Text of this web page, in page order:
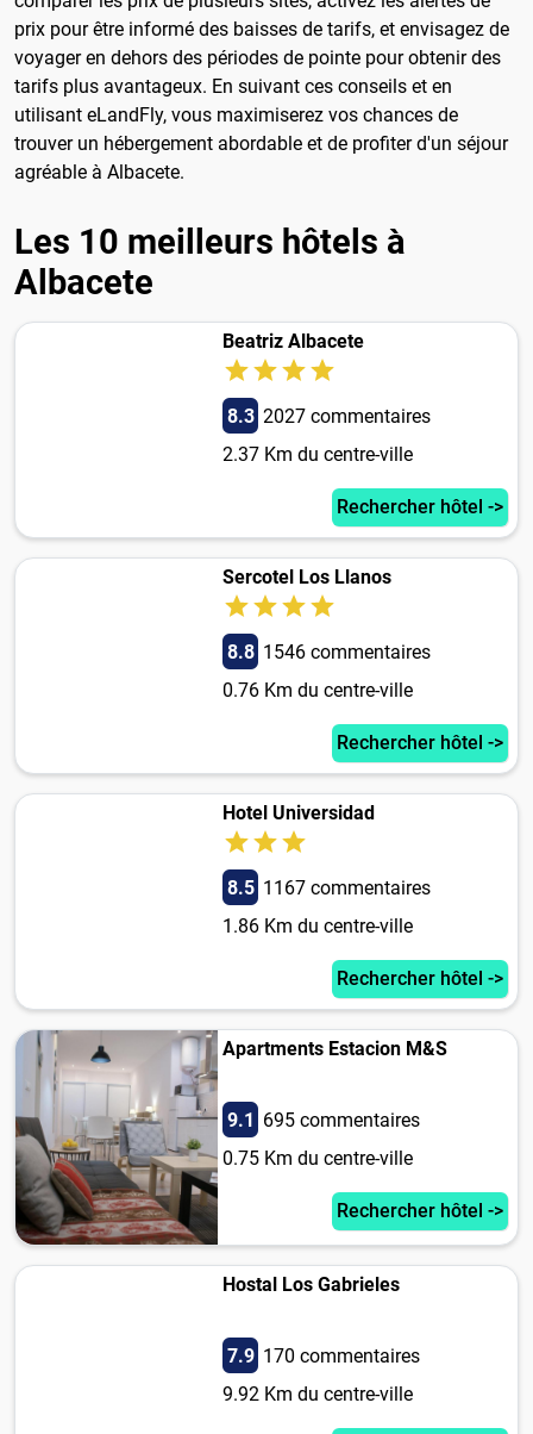
prix pour être informé des baisses de tarifs, et envisagez de
voyager en dehors des périodes de pointe pour obtenir des
tarifs plus avantageux. En suivant ces conseils et en
utilisant eLandFly, vous maximiserez vos chances de
trouver un hébergement abordable et de profiter d'un séjour
agréable à Albacete.
Les 10 meilleurs hôtels à
Albacete
Beatriz Albacete
8.3 2027 commentaires
2.37 Km du centre-ville
Rechercher hôtel ->
Sercotel Los Llanos
8.8 1546 commentaires
0.76 Km du centre-ville
Rechercher hôtel ->
Hotel Universidad
8.5 1167 commentaires
1.86 Km du centre-ville
Rechercher hôtel ->
Apartments Estacion M&S
9.1 695 commentaires
0.75 Km du centre-ville
Rechercher hôtel ->
Hostal Los Gabrieles
7.9 170 commentaires
9.92 Km du centre-ville